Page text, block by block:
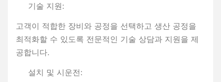
기술 지원:
고객이 적합한 장비와 공정을 선택하고 생산 공정을
최적화할 수 있도록 전문적인 기술 상담과 지원을 제
공합니다.
설치 및 시운전: